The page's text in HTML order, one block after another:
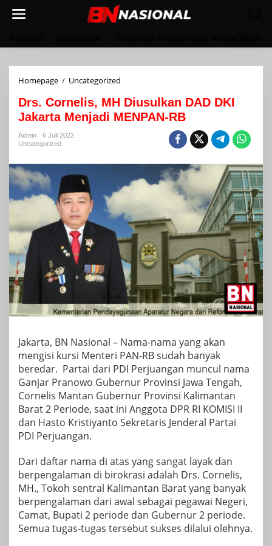
Homepage / Uncategorized
MH
Diusulkan
DAD
MENPAN-
Drs. Cornelis, MH Diusulkan DAD DKI
Jakarta Menjadi MENPAN-RB
Admin
6 Juli 2022
Uncategorized
Jakarta, BN Nasional – Nama-nama yang akan
mengisi kursi Menteri PAN-RB sudah banyak
beredar. Partai dari PDI Perjuangan muncul nama
Ganjar Pranowo Gubernur Provinsi Jawa Tengah,
Cornelis Mantan Gubernur Provinsi Kalimantan
Barat 2 Periode, saat ini Anggota DPR RI KOMISI II
dan Hasto Kristiyanto Sekretaris Jenderal Partai
PDI Perjuangan.
Dari daftar nama di atas yang sangat layak dan
berpengalaman di birokrasi adalah Drs. Cornelis,
MH., Tokoh sentral Kalimantan Barat yang banyak
berpengalaman dari awal sebagai pegawai Negeri,
Camat, Bupati 2 periode dan Gubernur 2 periode.
Semua tugas-tugas tersebut sukses dilalui olehnya.